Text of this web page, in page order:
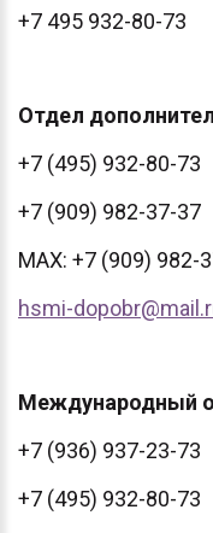
+7 495 932-80-73
Отдел
+7 (495) 932-80-73
+7 (909) 982-37-37
MAX: +7 (909) 982-
hsmi-
Международный
+7 (936) 937-23-73
+7 (495) 932-80-73